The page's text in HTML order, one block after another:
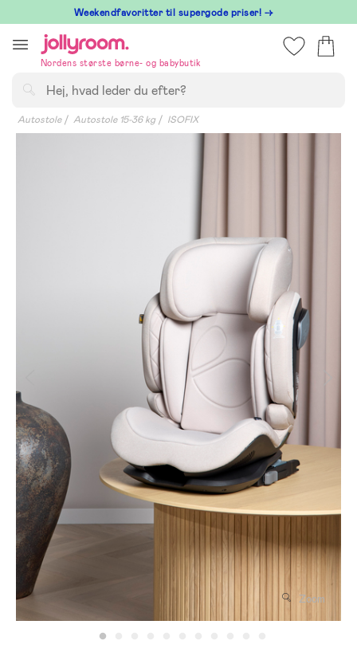
till
innehållet
⁠ Weekendfavoritter til supergode priser! →
Nordens største børne- og babybutik
Autostole Autostole 15-36 kg ISOFIX
Zoom